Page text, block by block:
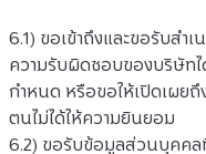
6.1) ขอเข้าถึงและขอรับส
ความรับผิดชอบของบริษัท
กำหนด หรือขอให้เปิดเผย
ตนไม่ได้ให้ความยินยอม
6.2) ขอรับข้อมูลส่วนบุคค